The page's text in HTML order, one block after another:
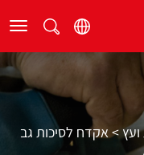
> אקדח לסיכות גב